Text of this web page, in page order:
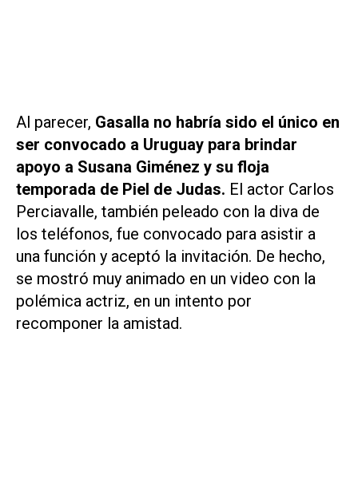
Al parecer, Gasalla no habría sido el único en
ser convocado a Uruguay para brindar
apoyo a Susana Giménez y su floja
temporada de Piel de Judas. El actor Carlos
Perciavalle, también peleado con la diva de
los teléfonos, fue convocado para asistir a
una función y aceptó la invitación. De hecho,
se mostró muy animado en un video con la
polémica actriz, en un intento por
recomponer la amistad.